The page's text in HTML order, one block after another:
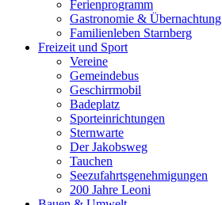
Ferienprogramm
Gastronomie & Übernachtung
Familienleben Starnberg
Freizeit und Sport
Vereine
Gemeindebus
Geschirrmobil
Badeplatz
Sporteinrichtungen
Sternwarte
Der Jakobsweg
Tauchen
Seezufahrtsgenehmigungen
200 Jahre Leoni